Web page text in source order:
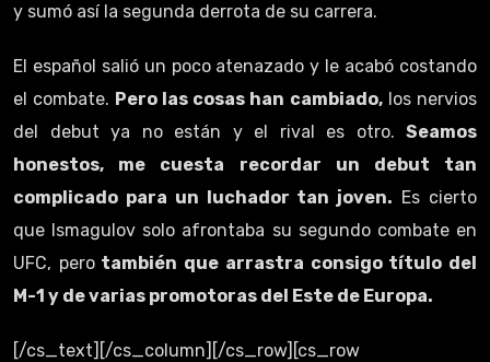
y sumó así la segunda derrota de su carrera.
El español salió un poco atenazado y le acabó costando
el combate. Pero las cosas han cambiado,los nervios
del debut ya no están y el rival es otro. Seamos
honestos, me cuesta recordar un debut tan
complicado para un luchador tan joven. Es cierto
que Ismagulov solo afrontaba su segundo combate en
UFC, perotambién que arrastra consigo título del
M-1 y de varias promotoras del Este de Europa.
[/cs_text][/cs_column][/cs_row][cs_row